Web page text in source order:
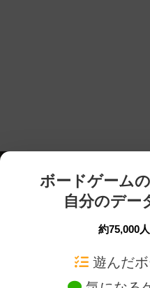
ボードゲーム
自分のデー
約75,000人
遊んだ